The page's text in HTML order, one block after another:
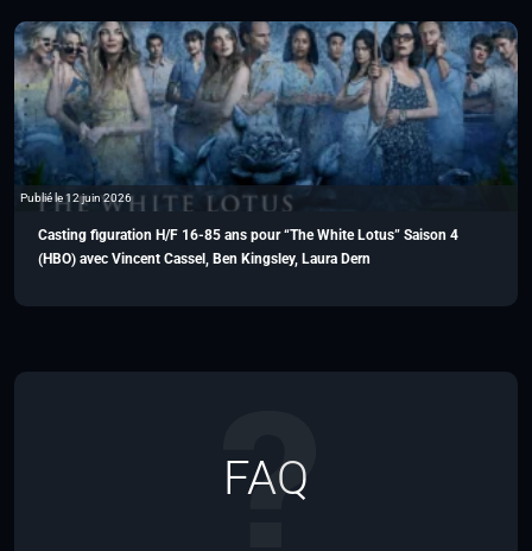
Publié le 12 juin 2026
Casting figuration H/F 16-85 ans pour “The White Lotus” Saison 4
(HBO) avec Vincent Cassel, Ben Kingsley, Laura Dern
FAQ